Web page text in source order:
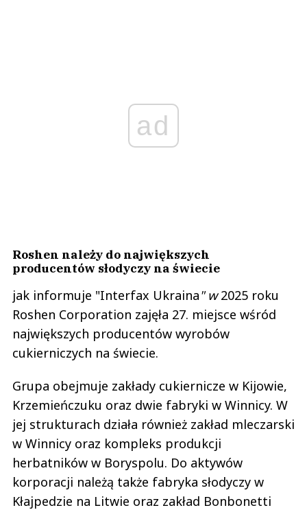
ad
Roshen należy do największych
producentów słodyczy na świecie
jak informuje "Interfax Ukraina" w2025 roku
Roshen Corporation zajęła 27. miejsce wśród
największych producentów wyrobów
cukierniczych na świecie.
Grupa obejmuje zakłady cukiernicze w Kijowie,
Krzemieńczuku oraz dwie fabryki w Winnicy. W
jej strukturach działa również zakład mleczarski
w Winnicy oraz kompleks produkcji
herbatników w Boryspolu. Do aktywów
korporacji należą także fabryka słodyczy w
Kłajpedzie na Litwie oraz zakład Bonbonetti